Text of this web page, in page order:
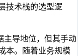
技术栈的选型逻
主导地位，但其手动
本。随着业务规模